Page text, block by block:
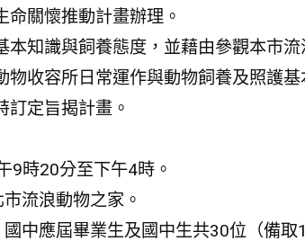
關懷推動計畫辦理。
知識與飼養態度，並藉由參觀本市流
收容所日常運作與動物飼養及照護
定旨揭計畫。
9時20分至下午4時。
流浪動物之家。
中應屆畢業生及國中生共30位（備取